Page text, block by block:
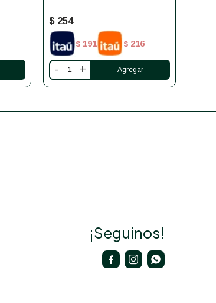
$ 254
$ 191 $ 216
- +
¡Seguinos!
  